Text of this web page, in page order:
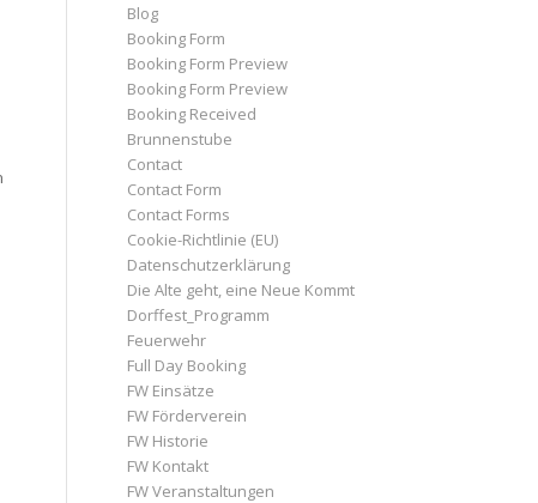
Blog
Booking Form
Booking Form Preview
Booking Form Preview
Booking Received
Brunnenstube
Contact
Contact Form
Contact Forms
Cookie-Richtlinie (EU)
Datenschutzerklärung
Die Alte geht, eine Neue Kommt
Dorffest_Programm
Feuerwehr
Full Day Booking
FW Einsätze
FW Förderverein
FW Historie
FW Kontakt
FW Veranstaltungen